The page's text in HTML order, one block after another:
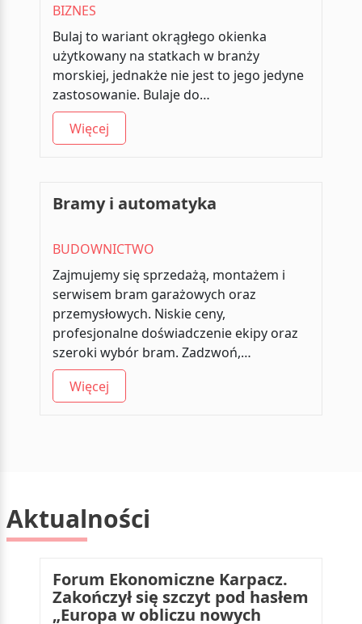
BIZNES
Bulaj to wariant okrągłego okienka
użytkowany na statkach w branży
morskiej, jednakże nie jest to jego jedyne
zastosowanie. Bulaje do…
Więcej
Bramy i automatyka
BUDOWNICTWO
Zajmujemy się sprzedażą, montażem i
serwisem bram garażowych oraz
przemysłowych. Niskie ceny,
profesjonalne doświadczenie ekipy oraz
szeroki wybór bram. Zadzwoń,…
Więcej
Aktualności
Forum Ekonomiczne Karpacz.
Zakończył się szczyt pod hasłem
„Europa w obliczu nowych